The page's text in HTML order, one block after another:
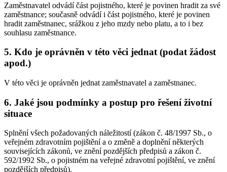
Zaměstnavatel odvádí část pojistného, které je povinen hradit za své
zaměstnance; současně odvádí i část pojistného, které je povinen
hradit zaměstnanec, srážkou z jeho mzdy nebo platu, a to i bez
souhlasu zaměstnance.
5. Kdo je oprávněn v této věci jednat (podat žádost
apod.)
V této věci je oprávněn jednat zaměstnavatel a zaměstnanec.
6. Jaké jsou podmínky a postup pro řešení životní
situace
Splnění všech požadovaných náležitostí (zákon č. 48/1997 Sb., o
veřejném zdravotním pojištění a o změně a doplnění některých
souvisejících zákonů, ve znění pozdějších předpisů a zákon č.
592/1992 Sb., o pojistném na veřejné zdravotní pojištění, ve znění
pozdějších předpisů).